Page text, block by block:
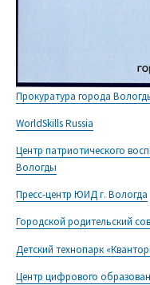
Прокуратура города
WorldSkills Russia
Центр патриотического
Вологды
Пресс-центр ЮИД г. Вологда
Городской родительский
Детский технопарк
Центр цифрового